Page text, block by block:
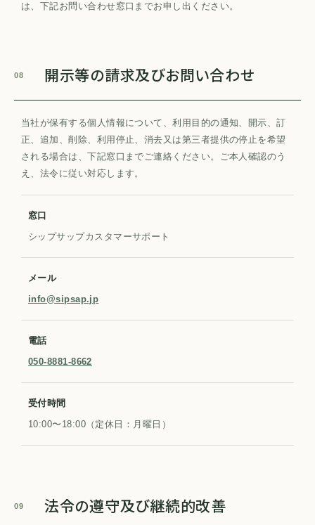
は、下記お問い合わせ窓口までお申し出ください。
08 開示等の請求及びお問い合わせ
当社が保有する個人情報について、利用目的の通知、開示、訂
正、追加、削除、利用停止、消去又は第三者提供の停止を希望
される場合は、下記窓口までご連絡ください。ご本人確認のう
え、法令に従い対応します。
窓口
シップサップカスタマーサポート
メール
info@sipsap.jp
電話
050-8881-8662
受付時間
10:00〜18:00（定休日：月曜日）
09 法令の遵守及び継続的改善